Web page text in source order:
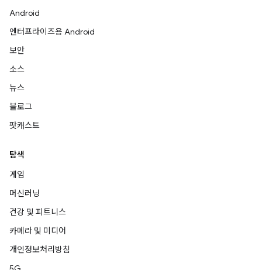
Android
엔터프라이즈용 Android
보안
소스
뉴스
블로그
팟캐스트
탐색
게임
머신러닝
건강 및 피트니스
카메라 및 미디어
개인정보처리방침